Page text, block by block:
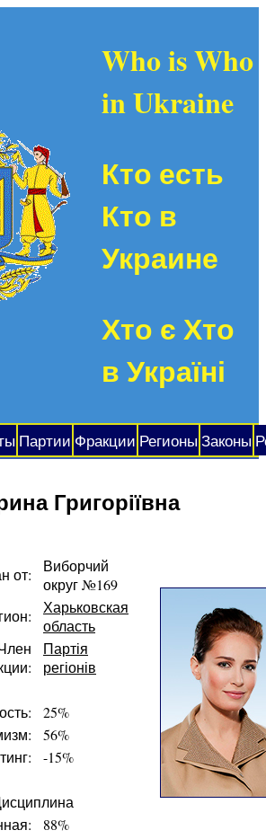
Who is Who
in Ukraine
Кто есть
Кто в
Украине
Хто є Хто
в Україні
Партии Фракции Регионы Законы
Григоріївна
от:
Виборчий
округ №169
Харьковская
область
Партія
регіонів
25%
56%
-15%
88%